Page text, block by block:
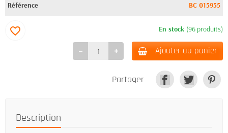
Référence BC 015955
En stock (96 produits)
Ajouter au panier
favorite_border
Partager
Description